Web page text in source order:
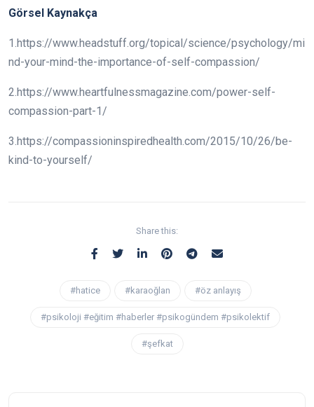
Görsel Kaynakça
1.https://www.headstuff.org/topical/science/psychology/mi
nd-your-mind-the-importance-of-self-compassion/
2.https://www.heartfulnessmagazine.com/power-self-
compassion-part-1/
3.https://compassioninspiredhealth.com/2015/10/26/be-
kind-to-yourself/
Share this:
#hatice #karaoğlan #öz anlayış
#psikoloji #eğitim #haberler #psikogündem #psikolektif
#şefkat